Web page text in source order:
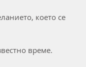
което се
време.